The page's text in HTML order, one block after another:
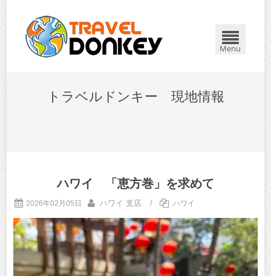
Menu
トラベルドンキー 現地情報
ハワイ 「恵方巻」を求めて
2026年02月05日 ハワイ 支店 / ハワイ